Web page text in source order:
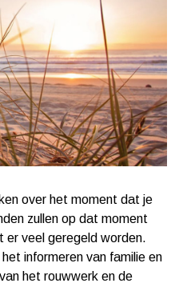
over het moment dat je
zullen op dat moment
er veel geregeld worden.
informeren van familie en
het rouwwerk en de